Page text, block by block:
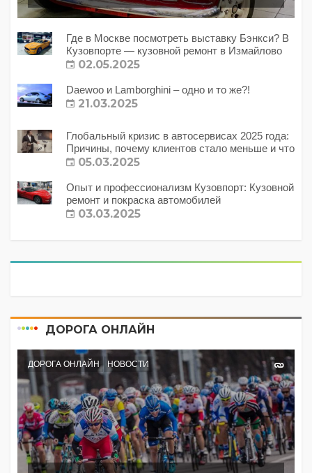
Где в Москве посмотреть выставку Бэнкси? В
Кузовпорте — кузовной ремонт в Измайлово
02.05.2025
Daewoo и Lamborghini – одно и то же?!
21.03.2025
Глобальный кризис в автосервисах 2025 года:
Причины, почему клиентов стало меньше и что
с этим делать?
05.03.2025
Опыт и профессионализм Кузовпорт: Кузовной
ремонт и покраска автомобилей
03.03.2025
ДОРОГА ОНЛАЙН
ДОРОГА ОНЛАЙН НОВОСТИ